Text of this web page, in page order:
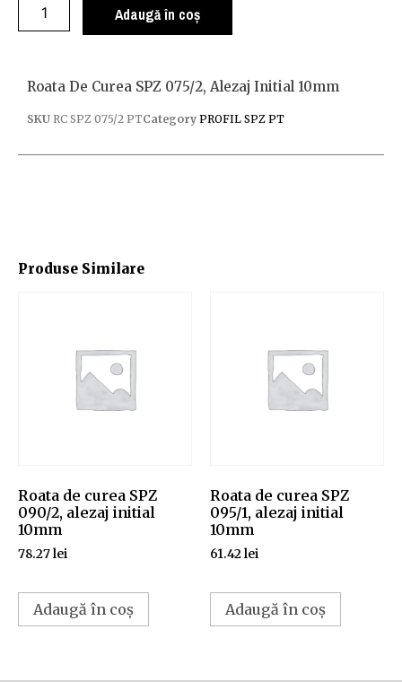
Adaugă în coș
Produse Similare
Roata de curea SPZ
090/2, alezaj initial
10mm
78.27lei
Adaugă în coș
Roata de curea SPZ
095/1, alezaj initial
10mm
61.42lei
Adaugă în coș
Roata De Curea SPZ 075/2, Alezaj Initial 10mm
SKU RC SPZ 075/2 PTCategory PROFIL SPZ PT